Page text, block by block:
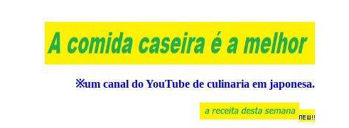
※um canal do YouTube de culinaria em japonesa.